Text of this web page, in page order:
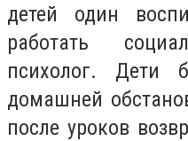
детей один
работать
психолог. Дети
домашней
после уроков